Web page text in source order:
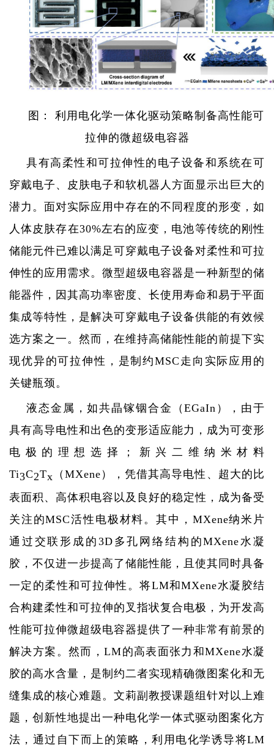
图： 利用电化学一体化驱动策略制备高性能可
拉伸的微超级电容器
具有高柔性和可拉伸性的电子设备和系统在可
穿戴电子、皮肤电子和软机器人方面显示出巨大的
潜力。面对实际应用中存在的不同程度的形变，如
人体皮肤存在30%左右的应变，电池等传统的刚性
储能元件已难以满足可穿戴电子设备对柔性和可拉
伸性的应用需求。微型超级电容器是一种新型的储
能器件，因其高功率密度、长使用寿命和易于平面
集成等特性，是解决可穿戴电子设备供能的有效候
选方案之一。然而，在维持高储能性能的前提下实
现优异的可拉伸性，是制约MSC 走向实际应用的
关键瓶颈。
液态金属，如共晶镓铟合金（EGaIn ），由于
具有高导电性和出色的变形适应能力，成为可变形
电极的理想选择；新兴二维纳米材 料
Ti3C2Tx （MXene ），凭借其高导电性、超大的比
表面积、高体积电容以及良好的稳定性，成为备受
关注的MSC活性电极材料。其中， MXene纳米片
通过交联形成的 3D 多孔网络结构的MXene 水凝
胶，不仅进一步提高了储能性能，且使其同时具备
一定的柔性和可拉伸性。将LM和MXene水凝胶结
合构建柔性和可拉伸的叉指状复合电极，为开发高
性能可拉伸微超级电容器提供了一种非常有前景的
解决方案。然而，LM的高表面张力和MXene水凝
胶的高水含量，是制约二者实现精确微图案化和无
缝集成的核心难题。文莉副教授课题组针对以上难
题，创新性地提出一种电化学一体式驱动图案化方
法，通过自下而上的策略，利用电化学诱导将LM